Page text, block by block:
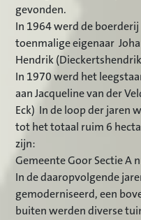
gevonden.
In 1964 werd de
toenmalige eigenaar
Hendrik
In 1970 werd het
aan Jacqueline van der
Eck) In de loop der jaren
tot het totaal ruim 6
zijn:
Gemeente Goor Sectie A
In de daaropvolgende
gemoderniseerd, een
buiten werden diverse